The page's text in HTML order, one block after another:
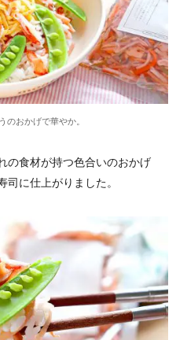
のおかげで華やか。
の食材が持つ色合いのおかげ
司に仕上がりました。